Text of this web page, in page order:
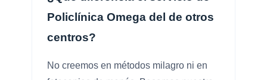
Policlínica Omega del de otros
centros?
No creemos en métodos milagro ni en